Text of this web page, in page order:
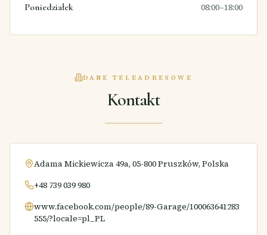
Poniedziałek 08:00–18:00
DANE TELEADRESOWE
Kontakt
Adama Mickiewicza 49a, 05-800 Pruszków, Polska
+48 739 039 980
www.facebook.com/people/89-Garage/100063641283
555/?locale=pl_PL